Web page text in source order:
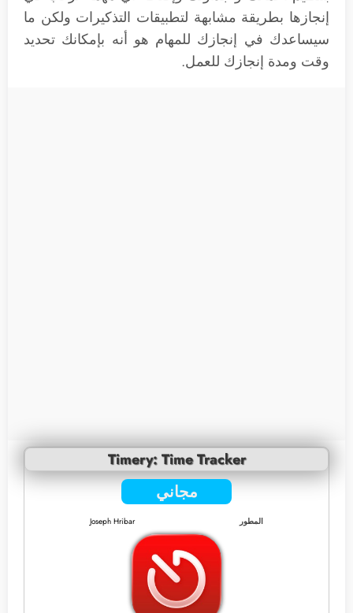
إنجازها بطريقة مشابهة لتطبيقات التذكيرات ولكن ما
سيساعدك في إنجازك للمهام هو أنه بإمكانك تحديد
وقت ومدة إنجازك للعمل.
Timery: Time Tracker
مجاني
المطور Joseph Hribar